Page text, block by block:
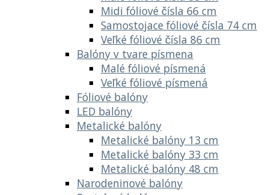
Midi fóliové čísla 66 cm
Samostojace fóliové čísla 74 cm
Veľké fóliové čísla 86 cm
Balóny v tvare písmena
Malé fóliové písmená
Veľké fóliové písmená
Fóliové balóny
LED balóny
Metalické balóny
Metalické balóny 13 cm
Metalické balóny 33 cm
Metalické balóny 48 cm
Narodeninové balóny